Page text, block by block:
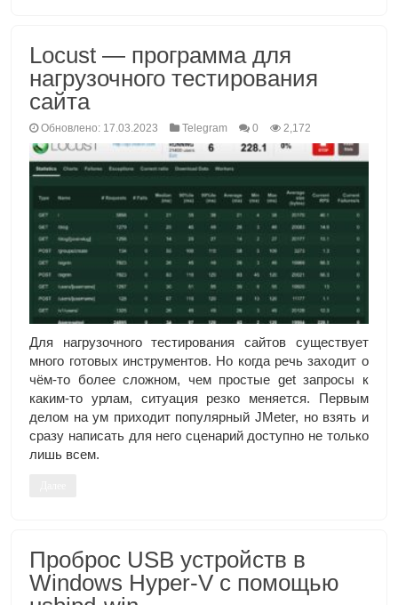
Locust — программа для
нагрузочного тестирования
сайта
Обновлено: 17.03.2023 Telegram 0 2,172
Для нагрузочного тестирования сайтов существует
много готовых инструментов. Но когда речь заходит о
чём-то более сложном, чем простые get запросы к
каким-то урлам, ситуация резко меняется. Первым
делом на ум приходит популярный JMeter, но взять и
сразу написать для него сценарий доступно не только
лишь всем.
Проброс USB устройств в
Windows Hyper-V с помощью